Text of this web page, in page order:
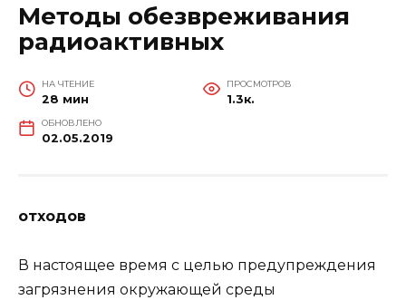
Методы обезвреживания
радиоактивных
НА ЧТЕНИЕ
28 мин
ПРОСМОТРОВ
1.3к.
ОБНОВЛЕНО
02.05.2019
отходов
В настоящее время с целью предупреждения
загрязнения окружающей среды